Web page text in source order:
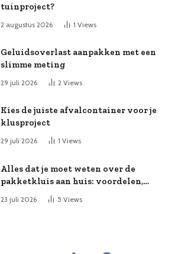
tuinproject?
2 augustus 2026 1 Views
Geluidsoverlast aanpakken met een
slimme meting
29 juli 2026 2 Views
Kies de juiste afvalcontainer voor je
klusproject
29 juli 2026 1 Views
Alles dat je moet weten over de
pakketkluis aan huis: voordelen,
kooptips en belang
23 juli 2026 5 Views